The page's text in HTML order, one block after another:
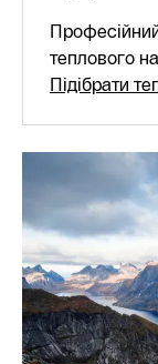
теплового
Підібрати